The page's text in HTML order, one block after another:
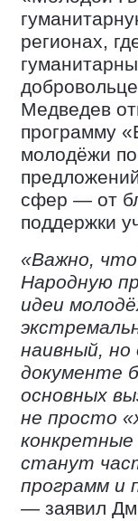
регионах,
Медведев
программу
молодёжи
сфер — от
поддержки
«Важно,
Народную
идеи
наивный,
документе
основных
не просто
станут
программ и
— заявил